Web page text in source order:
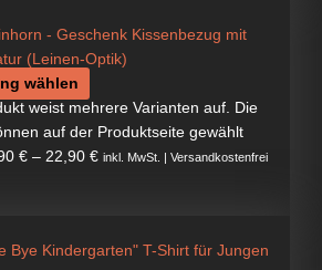
wählen
weist mehrere Varianten auf. Die
auf der Produktseite gewählt
€– 22,90 € inkl. MwSt. | Versandkostenfrei